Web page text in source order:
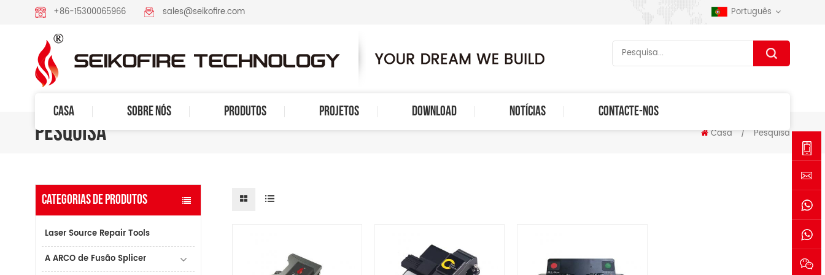
+86-15300065966 sales@seikofire.com Português
CASA SOBRE NÓS PRODUTOS PROJETOS DOWNLOAD NOTÍCIAS CONTACTE-NOS
PESQUISA Casa / Pesquisa
CATEGORIAS DE PRODUTOS
Laser Source Repair Tools
A ARCO de Fusão Splicer
+86-